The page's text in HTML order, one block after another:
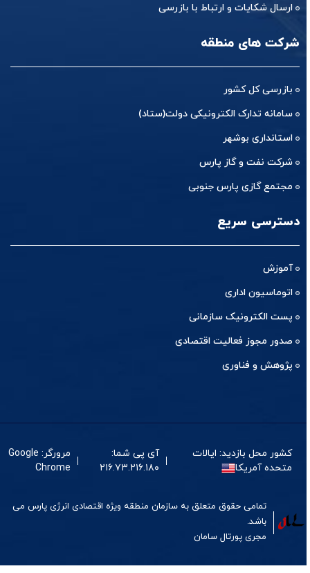
ارسال شکایات و ارتباط با بازرسی
شرکت های منطقه
بازرسی کل کشور
سامانه تدارک الکترونیکی دولت(ستاد)
استانداری بوشهر
شرکت نفت و گاز پارس
مجتمع گازی پارس جنوبی
دسترسی سریع
آموزش
اتوماسیون اداری
پست الکترونیک سازمانی
صدور مجوز فعالیت اقتصادی
پژوهش و فناوری
کشور محل بازدید: ایالات
متحده آمریکا
آی پی شما:
۲۱۶.۷۳.۲۱۶.۱۸۰
مرورگر: Google
Chrome
تمامی حقوق متعلق به سازمان منطقه ویژه اقتصادی انرژی پارس می
باشد.
مجری پورتال سامان